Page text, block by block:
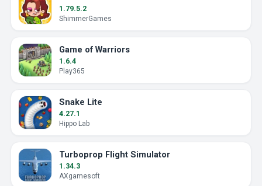
1.79.5.2
ShimmerGames
Game of Warriors
1.6.4
Play365
Snake Lite
4.27.1
Hippo Lab
Turboprop Flight Simulator
1.34.3
AXgamesoft